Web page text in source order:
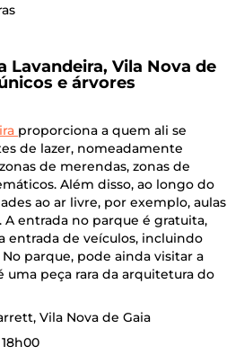
Lavandeira, Vila Nova de
e árvores
proporciona a quem ali se
de lazer, nomeadamente
de merendas, zonas de
Além disso, ao longo do
ao ar livre, por exemplo, aulas
A entrada no parque é gratuita,
entrada de veículos, incluindo
parque, pode ainda visitar a
uma peça rara da arquitetura do
Vila Nova de Gaia